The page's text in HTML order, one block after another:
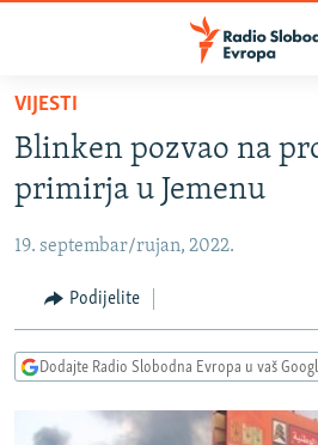
Pređite
glavni
sadržaj
Pređite
na
navigaciju
Pređite
na
VIJESTI
BOSNA I HERCEGOVINA
SRBIJA
KOSOVO
CRNA GORA
VIDEO
FOTOGALERIJE
PODCASTI
RAT U UKRAJINI
VIJESTI
Blinken pozvao na
primirja u Jemenu
19. septembar/rujan, 2022.
Podijelite
Dodajte Radio Slobodna Evropa u vaš